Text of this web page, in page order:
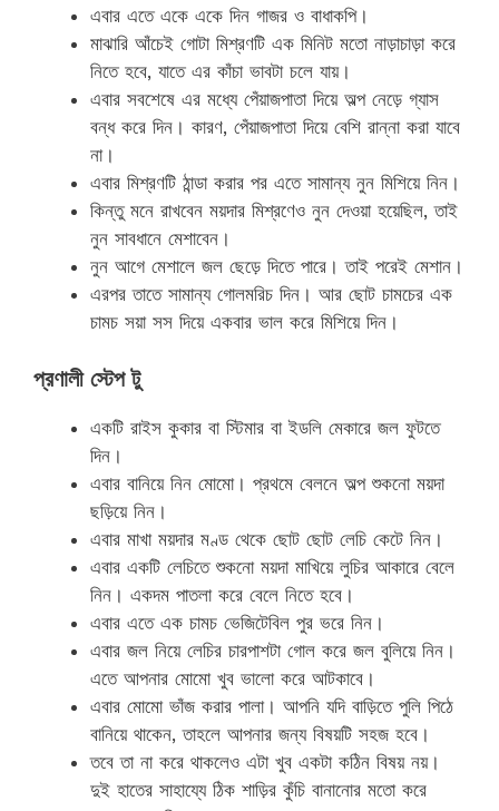
এবার এতে একে একে দিন গাজর ও বাধাকপি।
মাঝারি আঁচেই গোটা মিশ্রণটি এক মিনিট মতো নাড়াচাড়া করে
নিতে হবে, যাতে এর কাঁচা ভাবটা চলে যায়।
এবার সবশেষে এর মধ্যে পেঁয়াজপাতা দিয়ে অল্প নেড়ে গ্যাস
বন্ধ করে দিন। কারণ, পেঁয়াজপাতা দিয়ে বেশি রান্না করা যাবে
না।
এবার মিশ্রণটি ঠান্ডা করার পর এতে সামান্য নুন মিশিয়ে নিন।
কিন্তু মনে রাখবেন ময়দার মিশ্রণেও নুন দেওয়া হয়েছিল, তাই
নুন সাবধানে মেশাবেন।
নুন আগে মেশালে জল ছেড়ে দিতে পারে। তাই পরেই মেশান।
এরপর তাতে সামান্য গোলমরিচ দিন। আর ছোট চামচের এক
চামচ সয়া সস দিয়ে একবার ভাল করে মিশিয়ে দিন।
প্রণালী স্টেপ টু
একটি রাইস কুকার বা স্টিমার বা ইডলি মেকারে জল ফুটতে
দিন।
এবার বানিয়ে নিন মোমো। প্রথমে বেলনে অল্প শুকনো ময়দা
ছড়িয়ে নিন।
এবার মাখা ময়দার মণ্ড থেকে ছোট ছোট লেচি কেটে নিন।
এবার একটি লেচিতে শুকনো ময়দা মাখিয়ে লুচির আকারে বেলে
নিন। একদম পাতলা করে বেলে নিতে হবে।
এবার এতে এক চামচ ভেজিটেবিল পুর ভরে নিন।
এবার জল নিয়ে লেচির চারপাশটা গোল করে জল বুলিয়ে নিন।
এতে আপনার মোমো খুব ভালো করে আটকাবে।
এবার মোমো ভাঁজ করার পালা। আপনি যদি বাড়িতে পুলি পিঠে
বানিয়ে থাকেন, তাহলে আপনার জন্য বিষয়টি সহজ হবে।
তবে তা না করে থাকলেও এটা খুব একটা কঠিন বিষয় নয়।
দুই হাতের সাহায্যে ঠিক শাড়ির কুঁচি বানানোর মতো করে